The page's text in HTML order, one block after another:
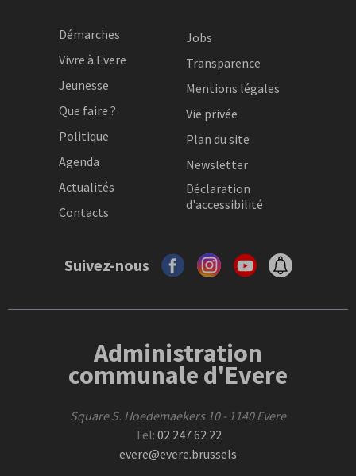
Démarches
Vivre à Evere
Jeunesse
Que faire ?
Politique
Agenda
Actualités
Contacts
Jobs
Transparence
Mentions légales
Vie privée
Plan du site
Newsletter
Déclaration
d'accessibilité
Suivez-nous
Administration
communale d'Evere
Square S. Hoedemaekers 10 - 1140 Evere
Tel: 02 247 62 22
evere@evere.brussels